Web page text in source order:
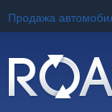
Продажа